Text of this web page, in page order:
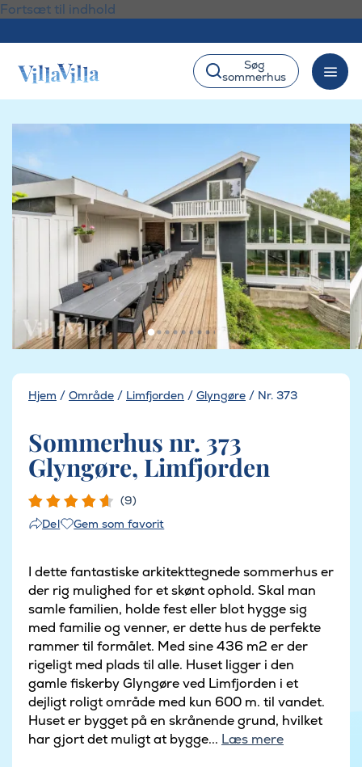
Fortsæt til indhold
Søg
sommerhus
Hjem / Område / Limfjorden / Glyngøre / Nr. 373
Sommerhus nr. 373
Glyngøre, Limfjorden
(9)
Del
Gem som favorit
I dette fantastiske arkitekttegnede sommerhus er
der rig mulighed for et skønt ophold. Skal man
samle familien, holde fest eller blot hygge sig
med familie og venner, er dette hus de perfekte
rammer til formålet. Med sine 436 m2 er der
rigeligt med plads til alle. Huset ligger i den
gamle fiskerby Glyngøre ved Limfjorden i et
dejligt roligt område med kun 600 m. til vandet.
Huset er bygget på en skrånende grund, hvilket
har gjort det muligt at bygge... Læs mere